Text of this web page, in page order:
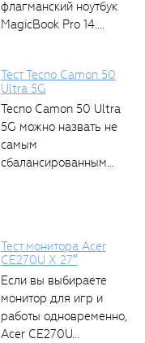
флагманский ноутбук
MagicBook Pro 14....
Тест Tecno Camon 50
Ultra 5G
Tecno Camon 50 Ultra
5G можно назвать не
самым
сбалансированным
Тест монитора Acer
CE270U X 27″
Если вы выбираете
монитор для игр и
работы одновременно,
Acer CE270U...